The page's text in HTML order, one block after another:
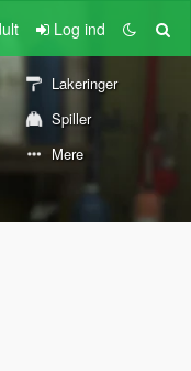
Log ind
Lakeringer
Spiller
Mere